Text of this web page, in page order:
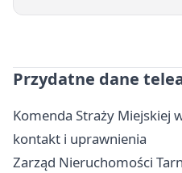
Przydatne dane
Komenda Straży Miejskiej
kontakt i uprawnienia
Zarząd Nieruchomości